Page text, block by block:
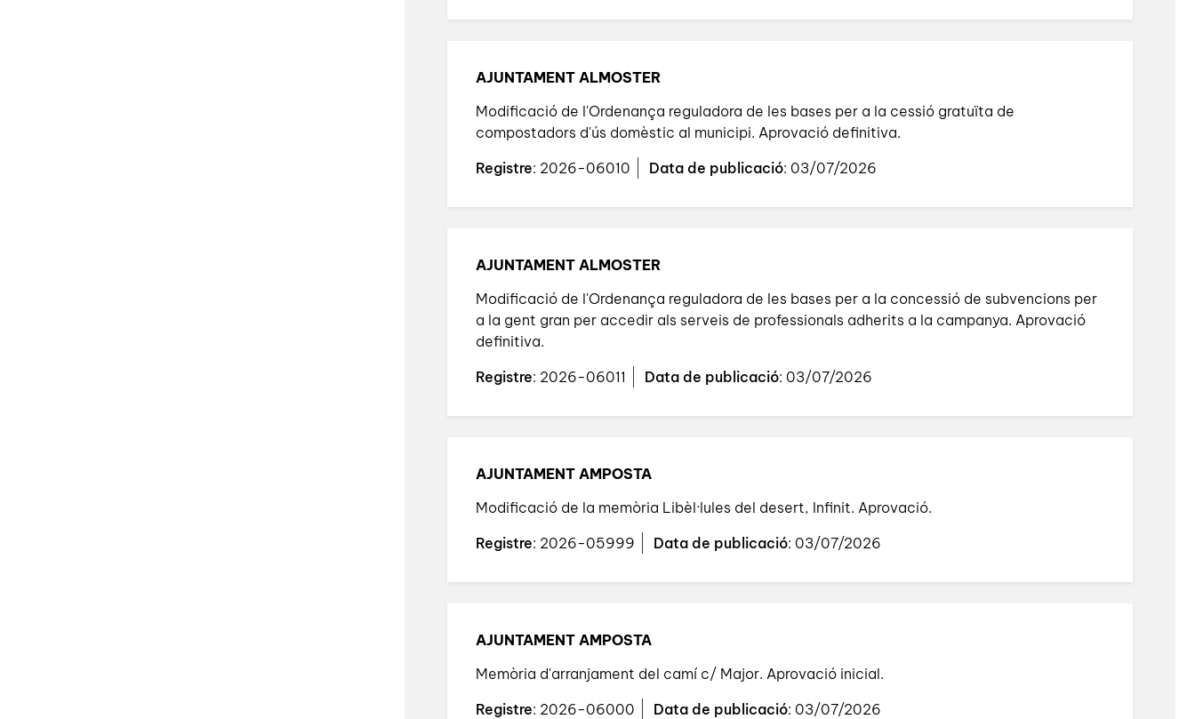
AJUNTAMENT ALMOSTER
Modificació de l'Ordenança reguladora de les bases per a la cessió gratuïta de
compostadors d'ús domèstic al municipi. Aprovació definitiva.
Registre: 2026-06010 Data de publicació: 03/07/2026
AJUNTAMENT ALMOSTER
Modificació de l'Ordenança reguladora de les bases per a la concessió de subvencions per
a la gent gran per accedir als serveis de professionals adherits a la campanya. Aprovació
definitiva.
Registre: 2026-06011 Data de publicació: 03/07/2026
AJUNTAMENT AMPOSTA
Modificació de la memòria Libèl·lules del desert, Infinit. Aprovació.
Registre: 2026-05999 Data de publicació: 03/07/2026
AJUNTAMENT AMPOSTA
Memòria d'arranjament del camí c/ Major. Aprovació inicial.
Registre: 2026-06000 Data de publicació: 03/07/2026